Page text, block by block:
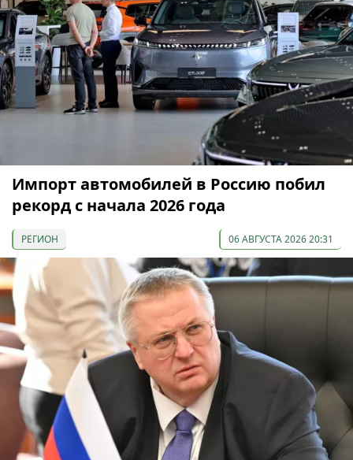
Импорт автомобилей в Россию побил
рекорд с начала 2026 года
РЕГИОН 06 АВГУСТА 2026 20:31